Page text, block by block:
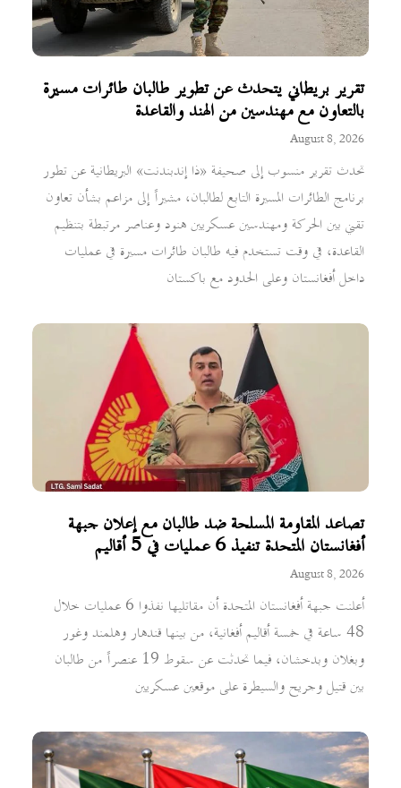
تقرير بريطاني يتحدث عن تطوير طالبان طائرات مسيرة
بالتعاون مع مهندسين من الهند والقاعدة
August 8, 2026
تحدث تقرير منسوب إلى صحيفة «ذا إندبندنت» البريطانية عن تطور
برنامج الطائرات المسيرة التابع لطالبان، مشيراً إلى مزاعم بشأن تعاون
تقني بين الحركة ومهندسين عسكريين هنود وعناصر مرتبطة بتنظيم
القاعدة، في وقت تستخدم فيه طالبان طائرات مسيرة في عمليات
داخل أفغانستان وعلى الحدود مع باكستان
تصاعد المقاومة المسلحة ضد طالبان مع إعلان جبهة
أفغانستان المتحدة تنفيذ 6 عمليات في 5 أقاليم
August 8, 2026
أعلنت جبهة أفغانستان المتحدة أن مقاتليها نفذوا 6 عمليات خلال
48 ساعة في خمسة أقاليم أفغانية، من بينها قندهار وهلمند وغور
وبغلان وبدخشان، فيما تحدثت عن سقوط 19 عنصراً من طالبان
بين قتيل وجريح والسيطرة على موقعين عسكريين